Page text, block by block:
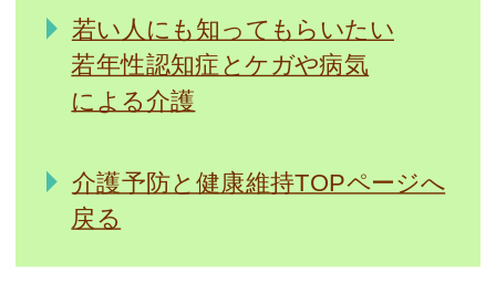
若い人にも知ってもらいたい
若年性認知症とケガや病気
による介護
介護予防と健康維持TOPページへ
戻る